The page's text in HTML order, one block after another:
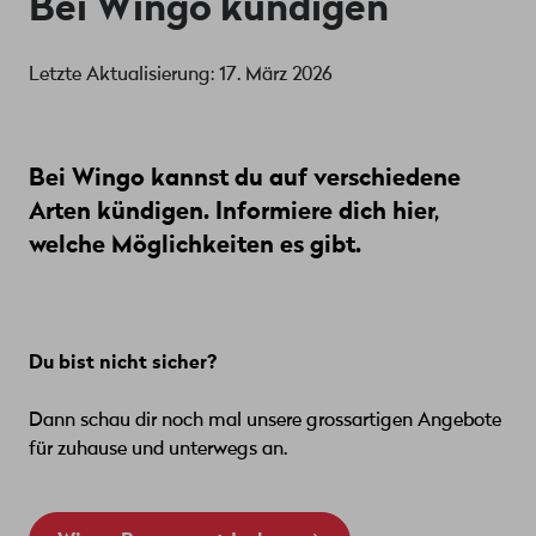
Letzte Aktualisierung: 17. März 2026
Bei Wingo kannst du auf verschiedene
Arten kündigen. Informiere dich hier,
welche Möglichkeiten es gibt.
Du bist nicht sicher?
Dann schau dir noch mal unsere grossartigen Angebote
für zuhause und unterwegs an.